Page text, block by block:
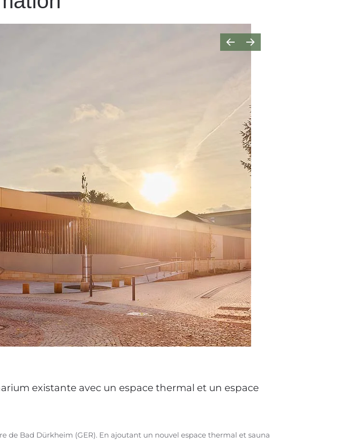
existante avec un espace thermal et un espace
de Bad Dürkheim (GER). En ajoutant un nouvel espace thermal et sauna